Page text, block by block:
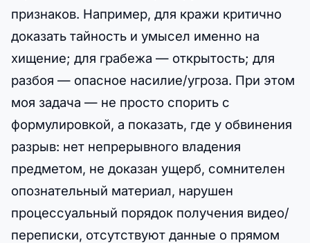
признаков. Например, для кражи критично
доказать тайность и умысел именно на
хищение; для грабежа — открытость; для
разбоя — опасное насилие/угроза. При этом
моя задача — не просто спорить с
формулировкой, а показать, где у обвинения
разрыв: нет непрерывного владения
предметом, не доказан ущерб, сомнителен
опознательный материал, нарушен
процессуальный порядок получения видео/
переписки, отсутствуют данные о прямом